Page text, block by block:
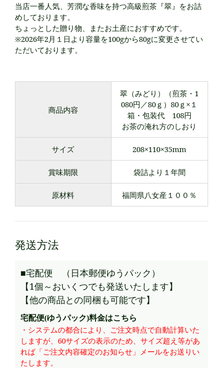
当店一番人気、芳潤な香味を持つ高級煎茶『翠』をお詰
めしております。
ちょっとした贈り物、またお土産におすすめです。
※2026年2月１日より容量を100gから80gに変更させてい
ただいております。
商品内容
翠（みどり）（煎茶・1
080円／80ｇ）80ｇ×１
箱・包装代 108円
お茶の淹れ方のしおり
サイズ 208×110×35mm
賞味期限 袋詰より１年間
原材料 福岡県八女産１００％
発送方法
■宅配便 （日本郵便ゆうパック）
【1個～おいくつでも発送いたします】
【他の商品との同梱も可能です】
宅配便(ゆうパック)料金はこちら
・システムの都合により、ご注文時点で自動計算いた
しますが、60サイズの表示のため、サイズ超え等があ
れば「ご注文内容確定のお知らせ」メールをお送りい
たします。